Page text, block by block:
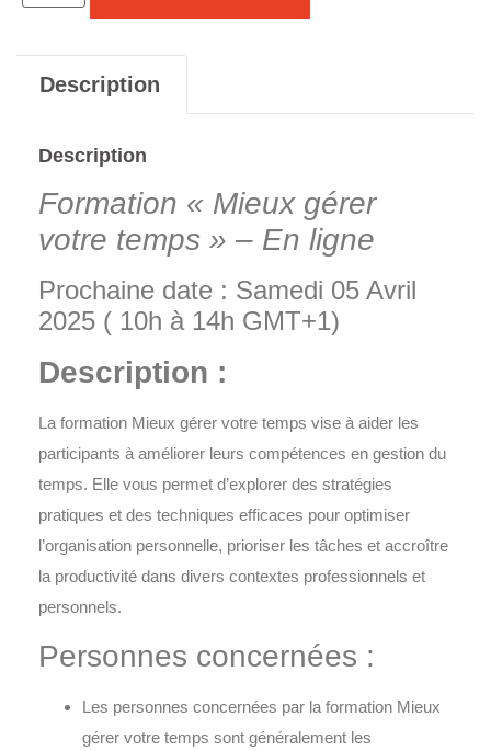
Description
Description
Formation « Mieux gérer
votre temps » – En ligne
Prochaine date : Samedi 05 Avril
2025 ( 10h à 14h GMT+1)
Description :
La formation Mieux gérer votre temps vise à aider les
participants à améliorer leurs compétences en gestion du
temps. Elle vous permet d’explorer des stratégies
pratiques et des techniques efficaces pour optimiser
l’organisation personnelle, prioriser les tâches et accroître
la productivité dans divers contextes professionnels et
personnels.
Personnes concernées :
Les personnes concernées par la formation Mieux
gérer votre temps sont généralement les